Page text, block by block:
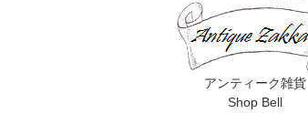
アンティーク雑貨
Shop Bell